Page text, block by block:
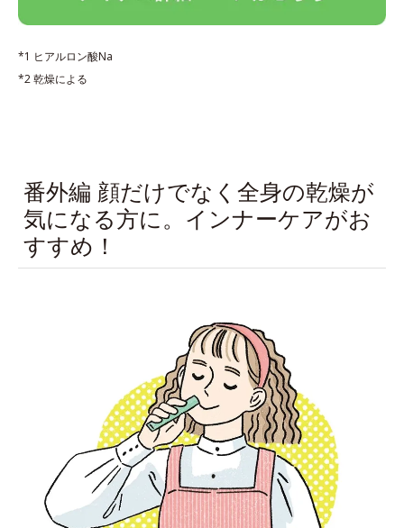
*1 ヒアルロン酸Na
*2 乾燥による
番外編 顔だけでなく全身の乾燥が
気になる方に。インナーケアがお
すすめ！